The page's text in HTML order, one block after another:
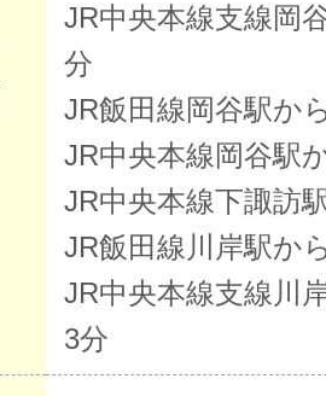
JR中央本線支線岡
分
JR飯田線岡谷駅か
JR中央本線岡谷駅
JR中央本線下諏訪
JR飯田線川岸駅か
JR中央本線支線川
3分